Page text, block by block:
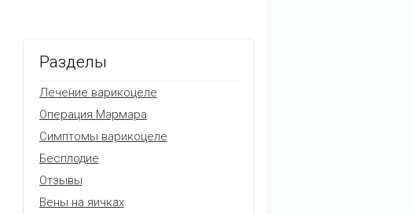
Разделы
Лечение варикоцеле
Операция Мармара
Симптомы варикоцеле
Бесплодие
Отзывы
Вены на яичках